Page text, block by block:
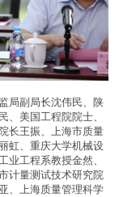
局副局长沈伟民、陕
、美国工程院院士、
长王振、上海市质量
虹、重庆大学机械设
业工程系教授金然、
计量测试技术研究院
、上海质量管理科学